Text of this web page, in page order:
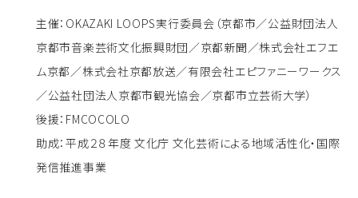
主催：OKAZAKI LOOPS実行委員会（京都市／公益財団法人
京都市音楽芸術文化振興財団／京都新聞／株式会社エフエ
ム京都／株式会社京都放送／有限会社エピファニーワークス
／公益社団法人京都市観光協会／京都市立芸術大学）
後援：FMCOCOLO
助成：平成２８年度 文化庁 文化芸術による地域活性化・国際
発信推進事業